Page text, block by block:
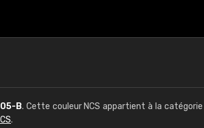
B. Cette couleur NCS appartient à la
.